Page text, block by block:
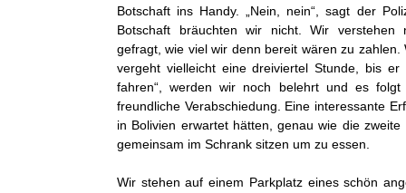
Botschaft ins Handy. „Nein, nein“, sagt der
Botschaft bräuchten wir nicht. Wir verstehen
gefragt, wie viel wir denn bereit wären zu
vergeht vielleicht eine dreiviertel Stunde, bis er
fahren“, werden wir noch belehrt und es
freundliche Verabschiedung. Eine interessante
in Bolivien erwartet hätten, genau wie die
gemeinsam im Schrank sitzen um zu essen.
Wir stehen auf einem Parkplatz eines schön